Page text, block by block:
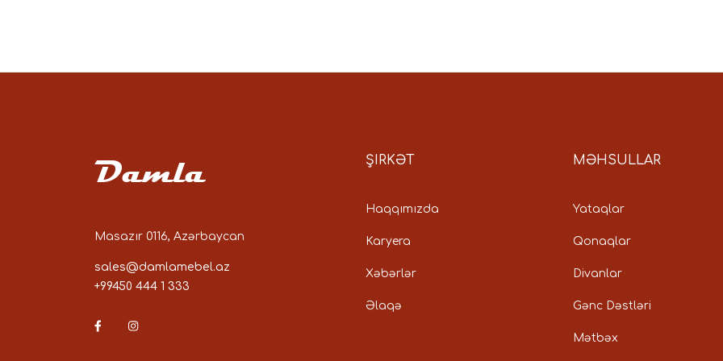
Damla
Masazır 0116, Azərbaycan
sales@damlamebel.az
+99450 444 1 333
ŞIRKƏT
Haqqımızda
Karyera
Xəbərlər
Əlaqə
MƏHSULLAR
Yataqlar
Qonaqlar
Divanlar
Gənc Dəstləri
Mətbəx